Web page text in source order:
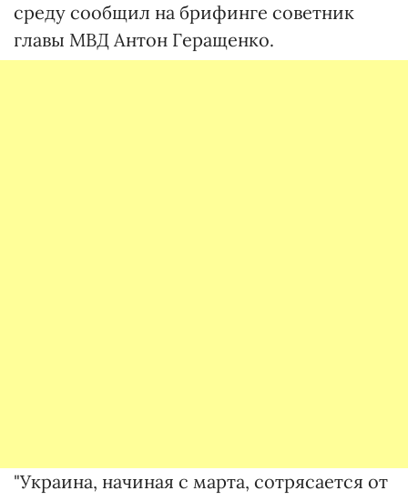
среду сообщил на брифинге советник
главы МВД Антон Геращенко.
"Украина, начиная с марта, сотрясается от